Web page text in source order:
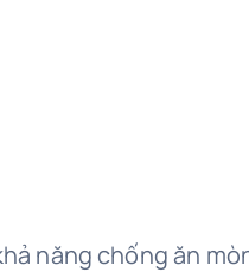
năng chống ăn